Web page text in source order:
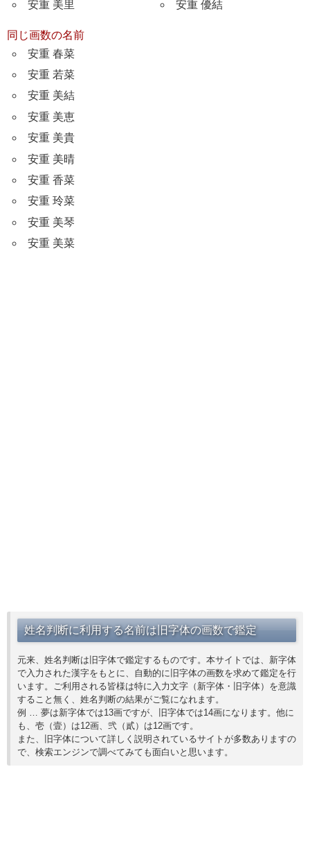
安重 美里 安重 優結
同じ画数の名前
安重 春菜
安重 若菜
安重 美結
安重 美恵
安重 美貴
安重 美晴
安重 香菜
安重 玲菜
安重 美琴
安重 美菜
姓名判断に利用する名前は旧字体の画数で鑑定
元来、姓名判断は旧字体で鑑定するものです。本サイトでは、新字体
で入力された漢字をもとに、自動的に旧字体の画数を求めて鑑定を行
います。ご利用される皆様は特に入力文字（新字体・旧字体）を意識
すること無く、姓名判断の結果がご覧になれます。
例 … 夢は新字体では13画ですが、旧字体では14画になります。他に
も、壱（壹）は12画、弐（貳）は12画です。
また、旧字体について詳しく説明されているサイトが多数ありますの
で、検索エンジンで調べてみても面白いと思います。